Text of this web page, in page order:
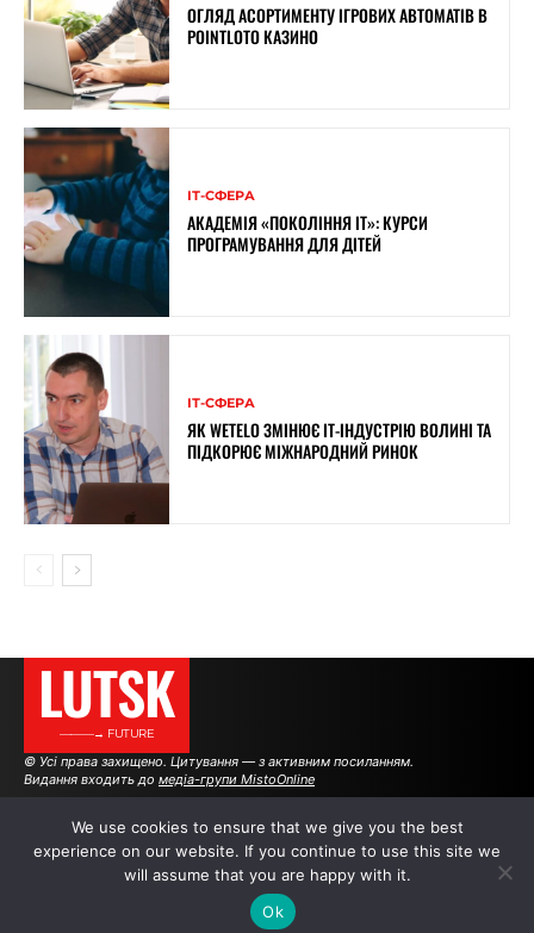
ОГЛЯД АСОРТИМЕНТУ ІГРОВИХ АВТОМАТІВ В
POINTLOTO КАЗИНО
ІТ-СФЕРА
АКАДЕМІЯ «ПОКОЛІННЯ ІТ»: КУРСИ
ПРОГРАМУВАННЯ ДЛЯ ДІТЕЙ
ІТ-СФЕРА
ЯК WETELO ЗМІНЮЄ IT-ІНДУСТРІЮ ВОЛИНІ ТА
ПІДКОРЮЄ МІЖНАРОДНИЙ РИНОК
LUTSK
———→ FUTURE
© Усі права захищено. Цитування — з активним посиланням.
Видання входить до медіа-групи MistoOnline
АВТОРИ | РЕКЛАМА НА САЙТІ
We use cookies to ensure that we give you the best
experience on our website. If you continue to use this site we
will assume that you are happy with it.
Ok